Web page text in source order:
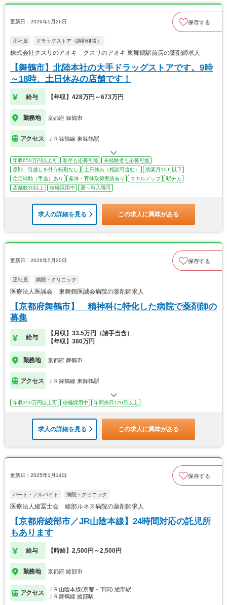
更新日：2026年5月26日 保存する
正社員 ドラッグストア（調剤併設）
株式会社クスリのアオキ クスリのアオキ 東舞鶴駅前店の薬剤師求人
【舞鶴市】北陸本社の大手ドラッグストアです。9時
～18時、土日休みの店舗です！
給与 【年収】428万円～673万円
勤務地 京都府 舞鶴市
アクセス ＪＲ舞鶴線 東舞鶴駅
年収650万円以上可 新卒も応募可能
未経験者も応募可能
原則、引越しを伴う転勤なし
土日休み（相談可含む）
残業月10ｈ以下
住宅補助（手当）あり
産休・育休取得実績有り スキルアップ
駅チカ
店舗数30以上
積極採用中 夏～秋入職可
求人の詳細を見る この求人に興味がある
更新日：2026年5月20日 保存する
正社員 病院・クリニック
医療法人医誠会 東舞鶴医誠会病院の薬剤師求人
【京都府舞鶴市】 精神科に特化した病院で薬剤師の
募集
給与
【月収】33.5万円（諸手当含）
【年収】380万円
勤務地 京都府 舞鶴市
アクセス ＪＲ舞鶴線 東舞鶴駅
年収350万円以上可 積極採用中 年間休日120日以上
求人の詳細を見る この求人に興味がある
更新日：2025年1月14日 保存する
パート・アルバイト 病院・クリニック
医療法人綾冨士会 綾部ルネス病院の薬剤師求人
【京都府綾部市／JR山陰本線】24時間対応の託児所
もあります
給与 【時給】2,500円～2,500円
勤務地 京都府 綾部市
アクセス
ＪＲ山陰本線(京都－下関) 綾部駅
ＪＲ舞鶴線 綾部駅